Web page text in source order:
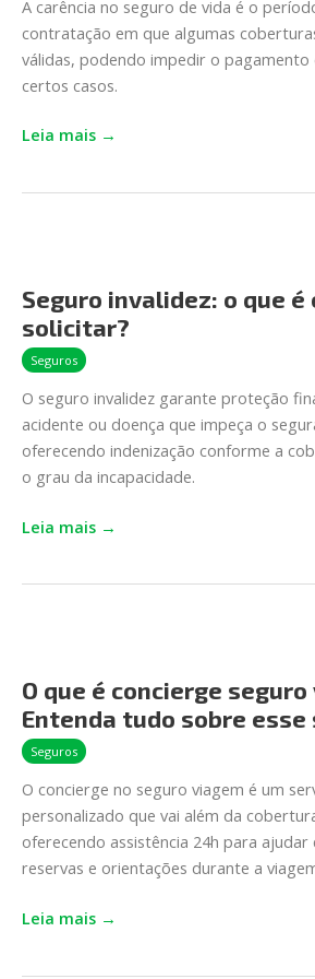
A carência no seguro de vida é o
contratação em que algumas
válidas, podendo impedir o pagamento
certos casos.
que
é
e
como
aplica
Leia mais →
Seguro invalidez: o que é
solicitar?
Seguros
O seguro invalidez garante proteção
acidente ou doença que impeça o
oferecendo indenização conforme a
o grau da incapacidade.
o
que
é
e
quem
pode
solicitar?
Leia mais →
O que é concierge seguro
Entenda tudo sobre esse
Seguros
O concierge no seguro viagem é um
personalizado que vai além da
oferecendo assistência 24h para
reservas e orientações durante a
é
concierge
seguro
viagem?
Entenda
tudo
sobre
esse
Leia mais →